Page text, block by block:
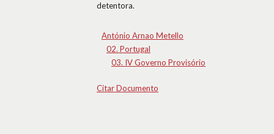
detentora.
António Arnao Metello
02. Portugal
03. IV Governo Provisório
Citar Documento